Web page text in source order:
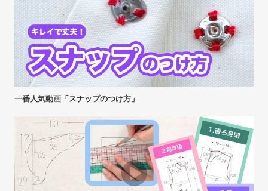
一番人気動画「スナップのつけ方」